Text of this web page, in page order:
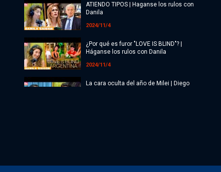
ATIENDO TIPOS | Haganse los rulos con
Danila
2024/11/4
¿Por qué es furor "LOVE IS BLIND"? |
Háganse los rulos con Danila
2024/11/4
La cara oculta del año de Milei | Diego